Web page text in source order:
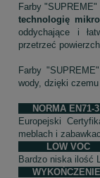
Farby
technologię
oddychające i
przetrzeć
Farby
wody, dzięki
NORMA EN71-3
Europejski
meblach i
LOW VOC
Bardzo niska ilość
WYKOŃCZENIE